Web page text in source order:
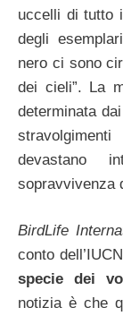
uccelli di tutto
degli
nero ci sono
dei cieli”. La
determinata
devastano
sopravvivenza
BirdLife
conto
specie dei
notizia è che